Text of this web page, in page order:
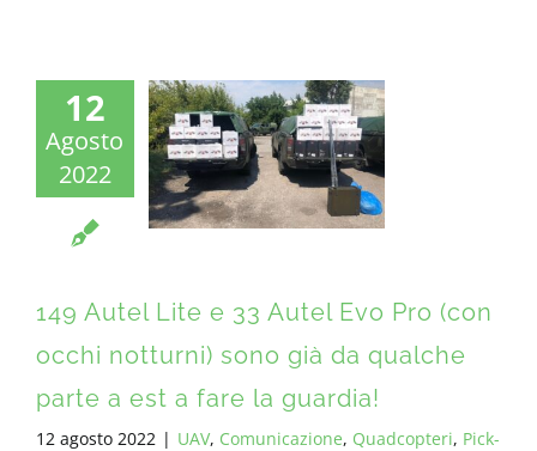
12
Agosto
2022
149 Autel Lite e 33 Autel Evo Pro (con
occhi notturni) sono già da qualche
parte a est a fare la guardia!
12 agosto 2022 | UAV, Comunicazione, Quadcopteri, Pick-